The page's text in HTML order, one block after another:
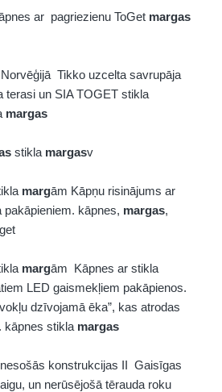
ar pagriezienu ToGet margas
Tikko uzcelta savrupāja
terasi un SIA TOGET stikla
margas
stikla margasv
margām Kāpņu risinājums ar
pakāpieniem. kāpnes, margas,
margām Kāpnes ar stikla
LED gaismekļiem pakāpienos.
dzīvojamā ēka”, kas atrodas
kāpnes stikla margas
konstrukcijas II Gaisīgas
un nerūsējošā tērauda roku